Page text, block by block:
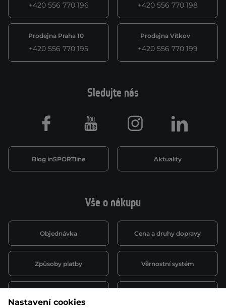
+420 556 770 196 +420 556 770 198
Prodejna Praha 10
+420 556 770 195
Prodejna Vítkov
+420 556 770 199
Vše o nákupu
Objednávka Cena a druhy dopravy
Způsoby platby Věrnostní systém
Sledujte nás
Blog inSPORTline Aktuality
Facebook Youtube Instagram LinkedIn
Nastavení cookies